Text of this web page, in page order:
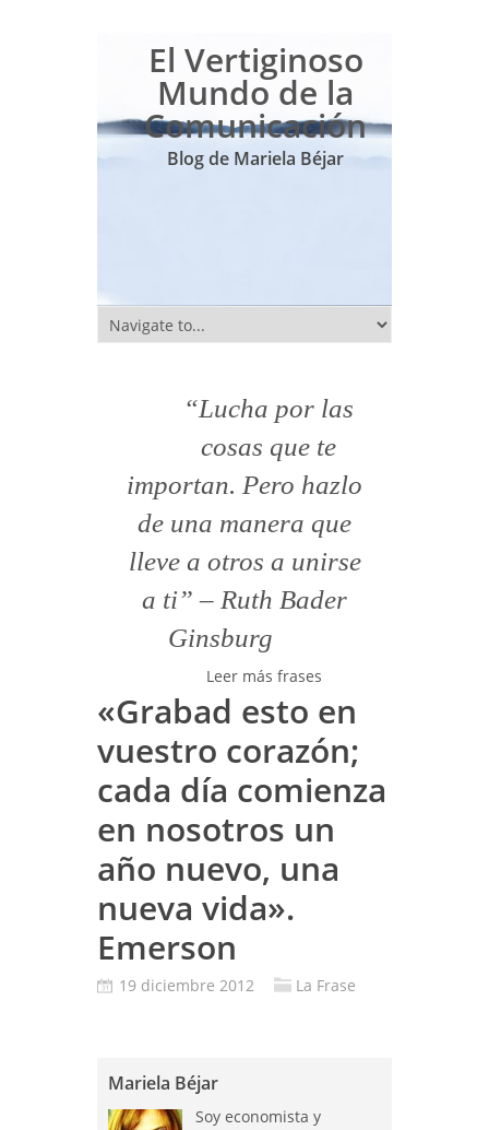
El Vertiginoso
Mundo de la
Comunicación
Blog de Mariela Béjar
“Lucha por las
cosas que te
importan. Pero hazlo
de una manera que
lleve a otros a unirse
a ti” – Ruth Bader
Ginsburg
Leer más frases
«Grabad esto en
vuestro corazón;
cada día comienza
en nosotros un
año nuevo, una
nueva vida».
Emerson
19 diciembre 2012 La Frase
Mariela Béjar
Soy economista y